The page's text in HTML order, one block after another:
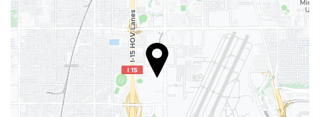
Bem-estar
Banho turco / Sauna a vapor
Academia